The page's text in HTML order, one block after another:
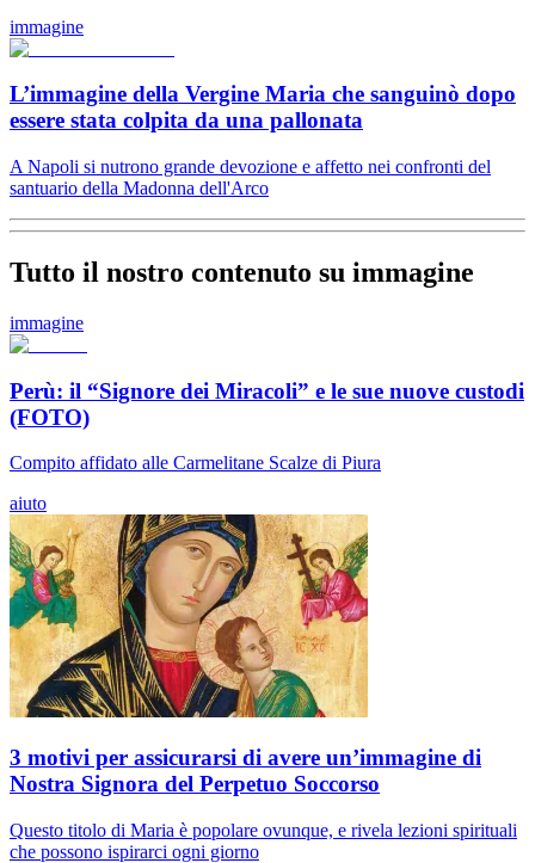
immagine
L’immagine della Vergine Maria che sanguinò dopo
essere stata colpita da una pallonata
A Napoli si nutrono grande devozione e affetto nei confronti del
santuario della Madonna dell'Arco
Tutto il nostro contenuto su immagine
immagine
Perù: il “Signore dei Miracoli” e le sue nuove custodi
(FOTO)
Compito affidato alle Carmelitane Scalze di Piura
aiuto
3 motivi per assicurarsi di avere un’immagine di
Nostra Signora del Perpetuo Soccorso
Questo titolo di Maria è popolare ovunque, e rivela lezioni spirituali
che possono ispirarci ogni giorno